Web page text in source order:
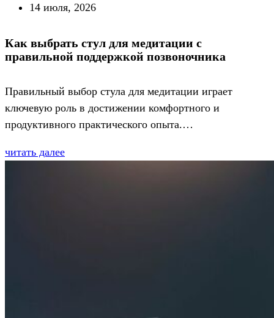
14 июля, 2026
Как выбрать стул для медитации с
правильной поддержкой позвоночника
Правильный выбор стула для медитации играет
ключевую роль в достижении комфортного и
продуктивного практического опыта.…
читать далее